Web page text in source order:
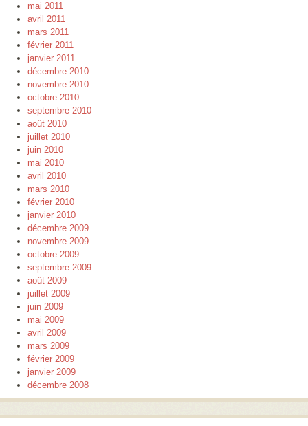
mai 2011
avril 2011
mars 2011
février 2011
janvier 2011
décembre 2010
novembre 2010
octobre 2010
septembre 2010
août 2010
juillet 2010
juin 2010
mai 2010
avril 2010
mars 2010
février 2010
janvier 2010
décembre 2009
novembre 2009
octobre 2009
septembre 2009
août 2009
juillet 2009
juin 2009
mai 2009
avril 2009
mars 2009
février 2009
janvier 2009
décembre 2008